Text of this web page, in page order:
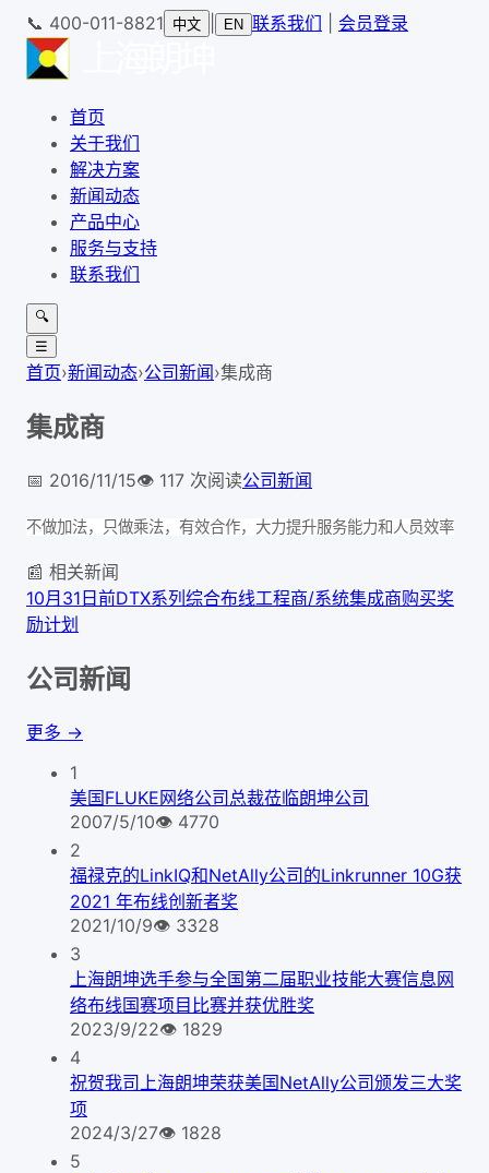
📞 400-011-8821 中文 EN 联系我们 会员登录
首页
关于我们
解决方案
新闻动态
产品中心
服务与支持
联系我们
🔍
☰
首页›新闻动态›公司新闻›集成商
集成商
📅 2016/11/15👁️ 117 次阅读公司新闻
不做加法，只做乘法，有效合作，大力提升服务能力和人员效率
📰 相关新闻
10月31日前DTX系列综合布线工程商/系统集成商购买奖
励计划
公司新闻
更多 →
1
美国FLUKE网络公司总裁莅临朗坤公司
2007/5/10👁 4770
2
福禄克的LinkIQ和NetAlly公司的Linkrunner 10G获
2021 年布线创新者奖
2021/10/9👁 3328
3
上海朗坤选手参与全国第二届职业技能大赛信息网
络布线国赛项目比赛并获优胜奖
2023/9/22👁 1829
4
祝贺我司上海朗坤荣获美国NetAlly公司颁发三大奖
项
2024/3/27👁 1828
5